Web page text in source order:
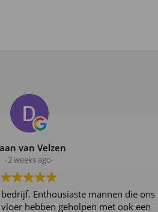
van Velzen
2 weeks ago
Enthousiaste mannen die ons
hebben geholpen met ook een